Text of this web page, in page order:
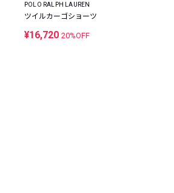
POLO RALPH LAUREN
ツイルカーゴショーツ
¥16,720 20%OFF